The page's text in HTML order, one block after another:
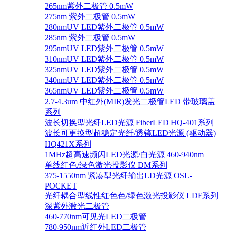
265nm紫外二极管 0.5mW
275nm 紫外二极管 0.5mW
280nmUV LED紫外二极管 0.5mW
285nm 紫外二极管 0.5mW
295nmUV LED紫外二极管 0.5mW
310nmUV LED紫外二极管 0.5mW
325nmUV LED紫外二极管 0.5mW
340nmUV LED紫外二极管 0.5mW
365nmUV LED紫外二极管 0.5mW
2.7-4.3um 中红外(MIR)发光二极管LED 带玻璃盖
系列
波长切换型光纤LED光源 FiberLED HQ-401系列
波长可更换型超稳定光纤/透镜LED光源 (驱动器)
HQ421X系列
1MHz超高速频闪LED光源/白光源 460-940nm
单线红色/绿色激光投影仪 DM系列
375-1550nm 紧凑型光纤输出LD光源 OSL-
POCKET
光纤耦合型线性红色色/绿色激光投影仪 LDF系列
深紫外激光二极管
460-770nm可见光LED二极管
780-950nm近红外LED二极管